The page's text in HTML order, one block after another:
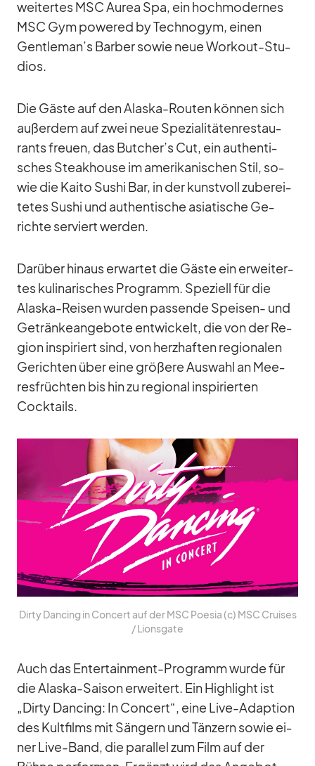
wei­ter­tes MSC Au­rea Spa, ein hoch­mo­der­nes
MSC Gym powered by Tech­no­gym, ei­nen
Gentleman’s Bar­ber so­wie neue Work­out-Stu­
dios.
Die Gäste auf den Alaska-Rou­ten kön­nen sich
au­ßer­dem auf zwei neue Spe­zia­li­tä­ten­re­stau­
rants freuen, das Butcher’s Cut, ein au­then­ti­
sches Steak­house im ame­ri­ka­ni­schen Stil, so­
wie die Kaito Su­shi Bar, in der kunst­voll zu­be­rei­
te­tes Su­shi und au­then­ti­sche asia­ti­sche Ge­
richte ser­viert wer­den.
Dar­über hin­aus er­war­tet die Gäste ein er­wei­ter­
tes ku­li­na­ri­sches Pro­gramm. Spe­zi­ell für die
Alaska-Rei­sen wur­den pas­sende Spei­sen- und
Ge­trän­ke­an­ge­bote ent­wi­ckelt, die von der Re­
gion in­spi­riert sind, von herz­haf­ten re­gio­na­len
Ge­rich­ten über eine grö­ßere Aus­wahl an Mee­
res­früch­ten bis hin zu re­gio­nal in­spi­rier­ten
Cock­tails.
Dirty Dancing in Con­cert auf der MSC Poe­sia (c) MSC Crui­ses
/​ Li­ons­gate
Auch das En­ter­tain­ment-Pro­gramm wurde für
die Alaska-Sai­son er­wei­tert. Ein High­light ist
„Dirty Dancing: In Con­cert“, eine Live-Ad­ap­tion
des Kult­films mit Sän­gern und Tän­zern so­wie ei­
ner Live-Band, die par­al­lel zum Film auf der